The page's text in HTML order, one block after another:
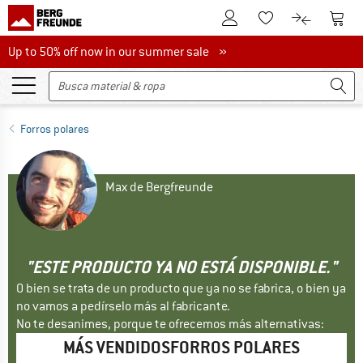
A la cuenta de cliente
A la lista de
A la A la
Up to 50% off now in our summer sale
Up to 50% off now in our summer sale »
Forros polares
Max de Bergfreunde
"ESTE PRODUCTO YA NO ESTÁ DISPONIBLE."
O bien se trata de un producto que ya no se fabrica, o bien ya
no vamos a pedírselo más al fabricante.
No te desanimes, porque te ofrecemos más alternativas:
MÁS VENDIDOSFORROS POLARES